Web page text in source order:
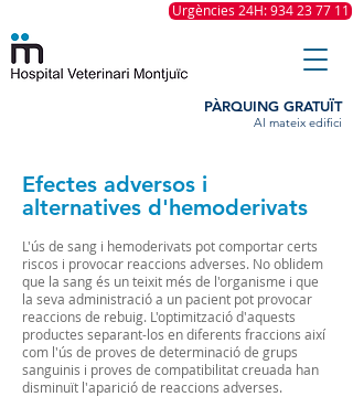
Urgències 24H: 934 23 77 11
PÀRQUING GRATUÏT
Al mateix edifici
Efectes adversos i
alternatives d'hemoderivats
L'ús de sang i hemoderivats pot comportar certs
riscos i provocar reaccions adverses. No oblidem
que la sang és un teixit més de l'organisme i que
la seva administració a un pacient pot provocar
reaccions de rebuig. L'optimització d'aquests
productes separant-los en diferents fraccions així
com l'ús de proves de determinació de grups
sanguinis i proves de compatibilitat creuada han
disminuït l'aparició de reaccions adverses.